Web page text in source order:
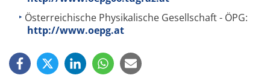
Österreichische Physikalische Gesellschaft - ÖPG:
http://www.oepg.at